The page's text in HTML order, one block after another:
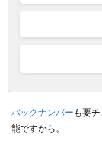
バックナンバー も要
能ですから。